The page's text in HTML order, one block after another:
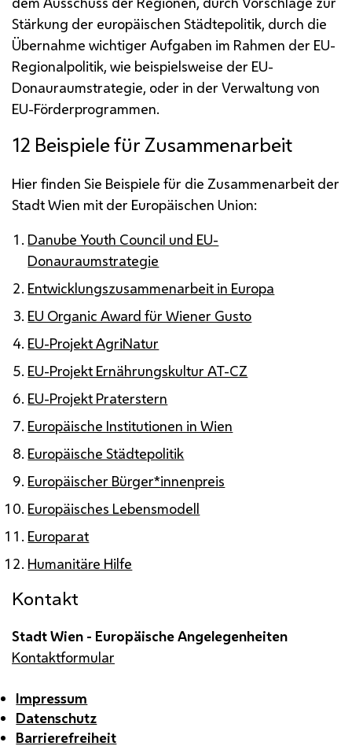
Stärkung der europäischen Städtepolitik, durch die
Übernahme wichtiger Aufgaben im Rahmen der EU-
Regionalpolitik, wie beispielsweise der EU-
Donauraumstrategie, oder in der Verwaltung von
EU-Förderprogrammen.
12 Beispiele für Zusammenarbeit
Hier finden Sie Beispiele für die Zusammenarbeit der
Stadt Wien mit der Europäischen Union:
Danube Youth Council und EU-
Donauraumstrategie
Entwicklungszusammenarbeit in Europa
EU Organic Award für Wiener Gusto
EU-Projekt AgriNatur
EU-Projekt Ernährungskultur AT-CZ
EU-Projekt Praterstern
Europäische Institutionen in Wien
Europäische Städtepolitik
Europäischer Bürger*innenpreis
Europäisches Lebensmodell
Europarat
Humanitäre Hilfe
Kontakt
Stadt Wien - Europäische Angelegenheiten
Kontaktformular
Impressum
Datenschutz
Barrierefreiheit